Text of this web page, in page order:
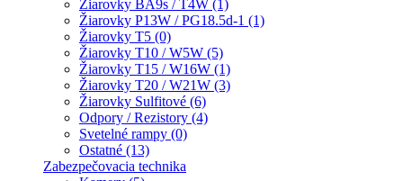
Žiarovky BA9s / T4W (1)
Žiarovky P13W / PG18.5d-1 (1)
Žiarovky T5 (0)
Žiarovky T10 / W5W (5)
Žiarovky T15 / W16W (1)
Žiarovky T20 / W21W (3)
Žiarovky Sulfitové (6)
Odpory / Rezistory (4)
Svetelné rampy (0)
Ostatné (13)
Zabezpečovacia technika